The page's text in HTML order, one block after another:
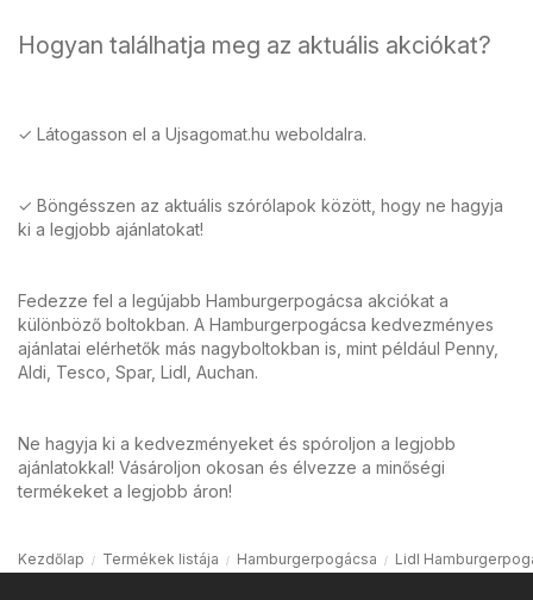
Hogyan találhatja meg az aktuális akciókat?
✓ Látogasson el a Ujsagomat.hu weboldalra.
✓ Böngésszen az aktuális szórólapok között, hogy ne hagyja
ki a legjobb ajánlatokat!
Fedezze fel a legújabb Hamburgerpogácsa akciókat a
különböző boltokban. A Hamburgerpogácsa kedvezményes
ajánlatai elérhetők más nagyboltokban is, mint például Penny,
Aldi, Tesco, Spar, Lidl, Auchan.
Ne hagyja ki a kedvezményeket és spóroljon a legjobb
ajánlatokkal! Vásároljon okosan és élvezze a minőségi
termékeket a legjobb áron!
Kezdőlap Termékek listája Hamburgerpogácsa Lidl